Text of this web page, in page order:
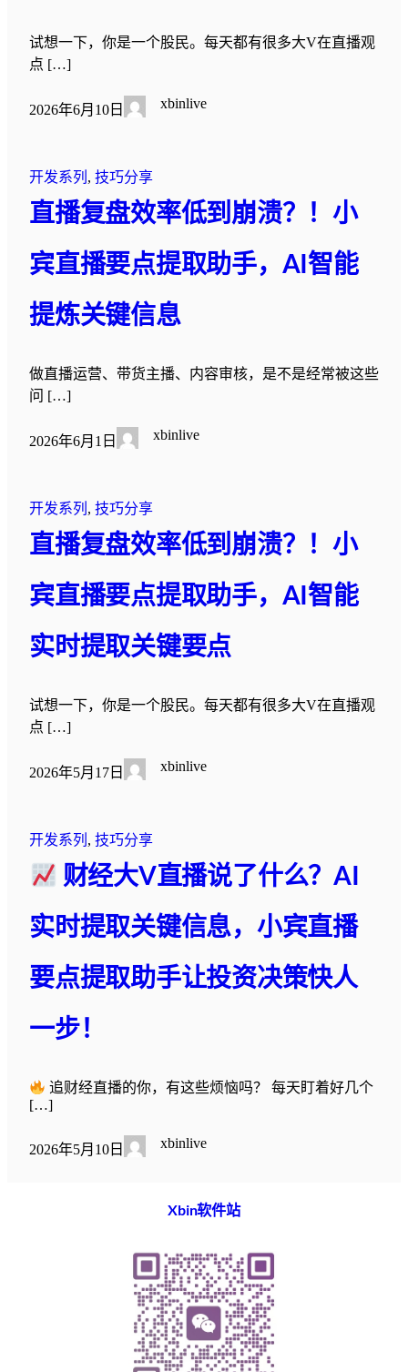
试想一下，你是一个股民。每天都有很多大V在直播观
点 […]
2026年6月10日 xbinlive
开发系列 , 技巧分享
直播复盘效率低到崩溃？！小
宾直播要点提取助手，AI智能
提炼关键信息
做直播运营、带货主播、内容审核，是不是经常被这些
问 […]
2026年6月1日 xbinlive
开发系列 , 技巧分享
直播复盘效率低到崩溃？！小
宾直播要点提取助手，AI智能
实时提取关键要点
试想一下，你是一个股民。每天都有很多大V在直播观
点 […]
2026年5月17日 xbinlive
开发系列 , 技巧分享
财经大V直播说了什么？AI
实时提取关键信息，小宾直播
要点提取助手让投资决策快人
一步！
追财经直播的你，有这些烦恼吗？ 每天盯着好几个
[…]
2026年5月10日 xbinlive
Xbin软件站